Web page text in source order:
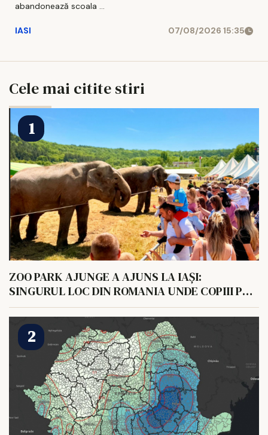
abandonează scoala ...
IASI 07/08/2026 15:35
Cele mai citite stiri
ZOO PARK AJUNGE A AJUNS LA IAȘI:
SINGURUL LOC DIN ROMANIA UNDE COPIII POT
HRANI UN ELEFANT